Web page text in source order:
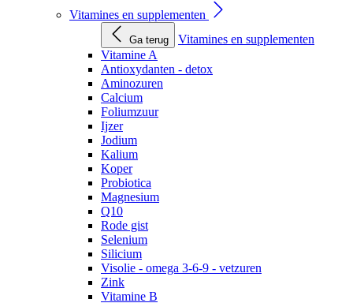
Vitamines en supplementen
Ga terug
Vitamines en supplementen
Vitamine A
Antioxydanten - detox
Aminozuren
Calcium
Foliumzuur
Ijzer
Jodium
Kalium
Koper
Probiotica
Magnesium
Q10
Rode gist
Selenium
Silicium
Visolie - omega 3-6-9 - vetzuren
Zink
Vitamine B